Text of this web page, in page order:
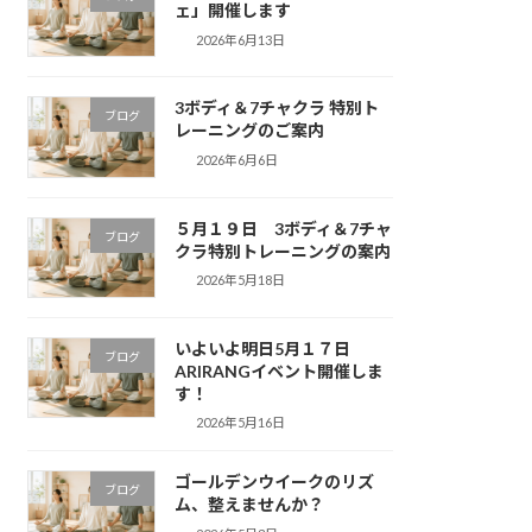
ェ」開催します
2026年6月13日
ブログ
3ボディ＆7チャクラ 特別ト
レーニングのご案内
2026年6月6日
ブログ
５月１９日 3ボディ＆7チャ
クラ特別トレーニングの案内
2026年5月18日
ブログ
いよいよ明日5月１７日
ARIRANGイベント開催しま
す！
2026年5月16日
ブログ
ゴールデンウイークのリズ
ム、整えませんか？